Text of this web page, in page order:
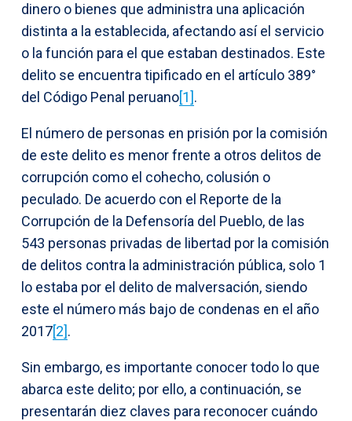
dinero o bienes que administra una aplicación
distinta a la establecida, afectando así el servicio
o la función para el que estaban destinados. Este
delito se encuentra tipificado en el artículo 389°
del Código Penal peruano[1].
El número de personas en prisión por la comisión
de este delito es menor frente a otros delitos de
corrupción como el cohecho, colusión o
peculado. De acuerdo con el Reporte de la
Corrupción de la Defensoría del Pueblo, de las
543 personas privadas de libertad por la comisión
de delitos contra la administración pública, solo 1
lo estaba por el delito de malversación, siendo
este el número más bajo de condenas en el año
2017[2].
Sin embargo, es importante conocer todo lo que
abarca este delito; por ello, a continuación, se
presentarán diez claves para reconocer cuándo